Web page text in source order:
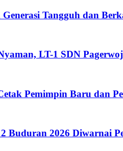
Tangguh dan
LT-1 SDN
Pemimpin Baru dan
2026 Diwarnai